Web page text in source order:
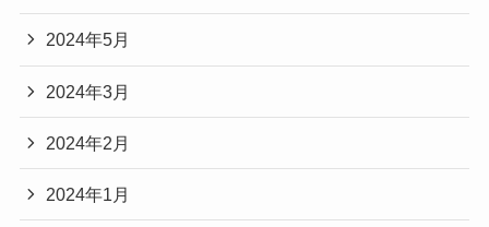
2024年5月
2024年3月
2024年2月
2024年1月